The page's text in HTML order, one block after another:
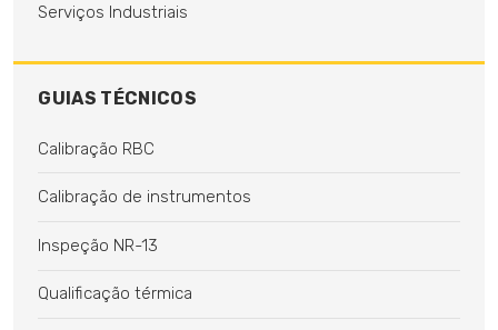
Serviços Industriais
GUIAS TÉCNICOS
Calibração RBC
Calibração de instrumentos
Inspeção NR-13
Qualificação térmica